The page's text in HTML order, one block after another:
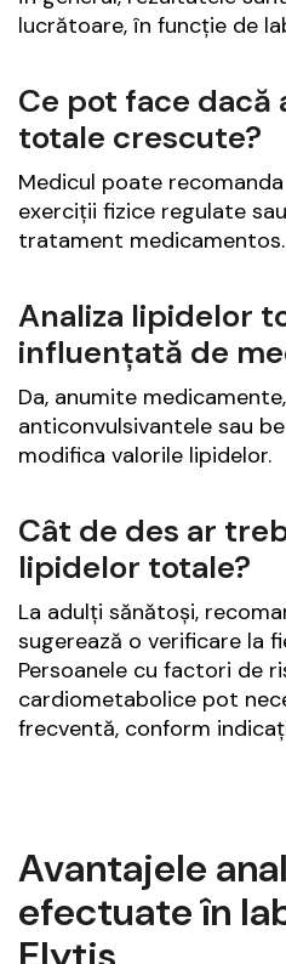
lucrătoare, în funcție de
Ce pot face dacă
totale crescute?
Medicul poate
exerciții fizice regulate
tratament medicamentos.
Analiza lipidelor
influențată de
Da, anumite
anticonvulsivantele sau
modifica valorile lipidelor.
Cât de des ar
lipidelor totale?
La adulți sănătoși,
sugerează o verificare la
Persoanele cu factori de
cardiometabolice pot
frecventă, conform
Avantajele
efectuate în